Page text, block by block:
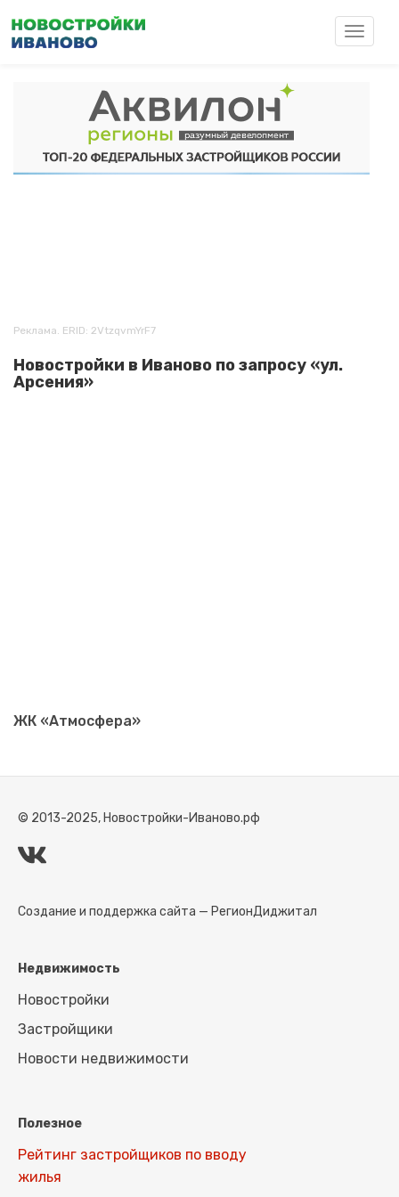
основному
Toggle
Реклама. ERID: 2VtzqvmYrF7
Новостройки в Иваново по запросу «ул.
Арсения»
ЖК «Атмосфера»
© 2013-2025, Новостройки-Иваново.рф
Создание и поддержка сайта — РегионДиджитал
Недвижимость
Новостройки
Застройщики
Новости недвижимости
Полезное
Рейтинг застройщиков по вводу
жилья